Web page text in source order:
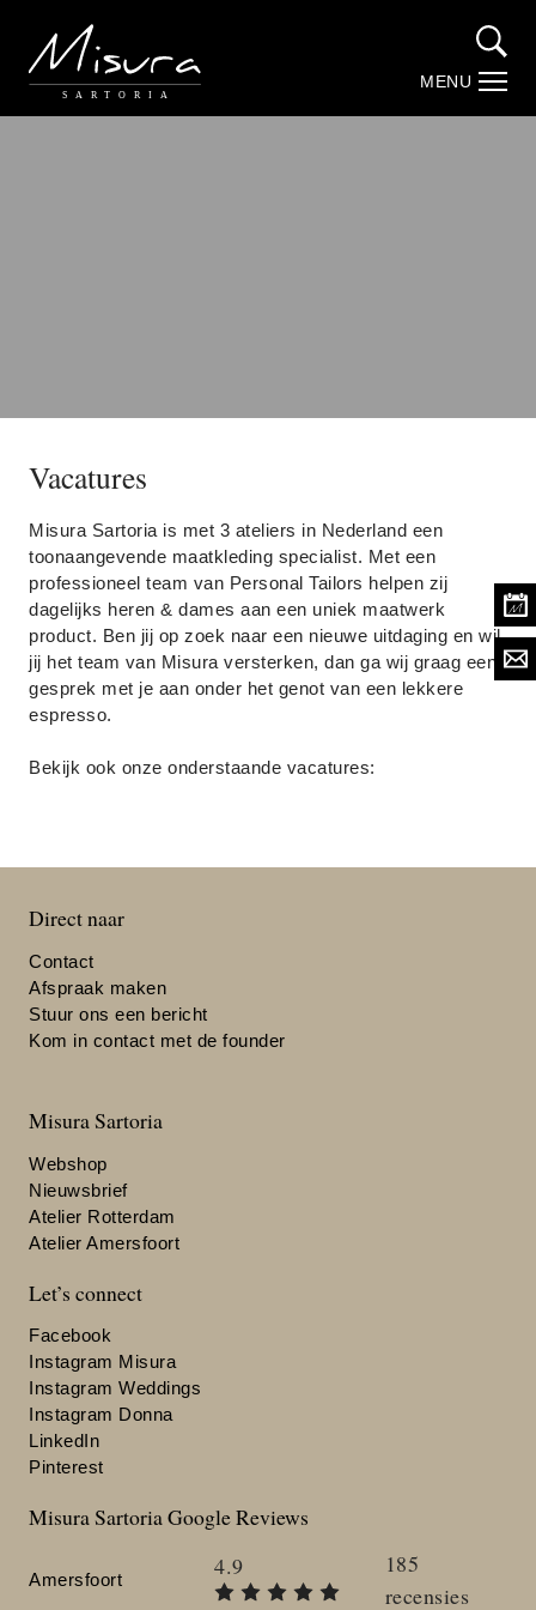
SARTORIA
MENU
Vacatures
Misura Sartoria is met 3 ateliers in Nederland een
toonaangevende maatkleding specialist. Met een
professioneel team van Personal Tailors helpen zij
dagelijks heren & dames aan een uniek maatwerk
product. Ben jij op zoek naar een nieuwe uitdaging en wil
jij het team van Misura versterken, dan ga wij graag een
gesprek met je aan onder het genot van een lekkere
espresso.
Bekijk ook onze onderstaande vacatures:
Direct naar
Contact
Afspraak maken
Stuur ons een bericht
Kom in contact met de founder
Misura Sartoria
Webshop
Nieuwsbrief
Atelier Rotterdam
Atelier Amersfoort
Let’s connect
Facebook
Instagram Misura
Instagram Weddings
Instagram Donna
LinkedIn
Pinterest
Misura Sartoria Google Reviews
Amersfoort 4.9
185
recensies
Collection
Loro Piana
Stofweverijen
Scabal
Zegna